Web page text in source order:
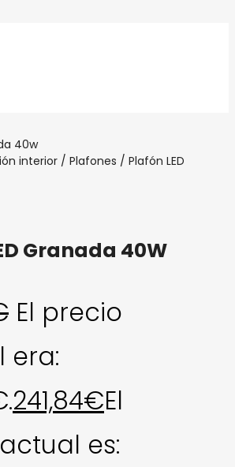
interior / Plafones / Plafón LED
Granada 40W
El precio
era:
241,84€El
es: